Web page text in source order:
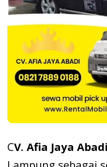
CV. Afia Jaya Abadi